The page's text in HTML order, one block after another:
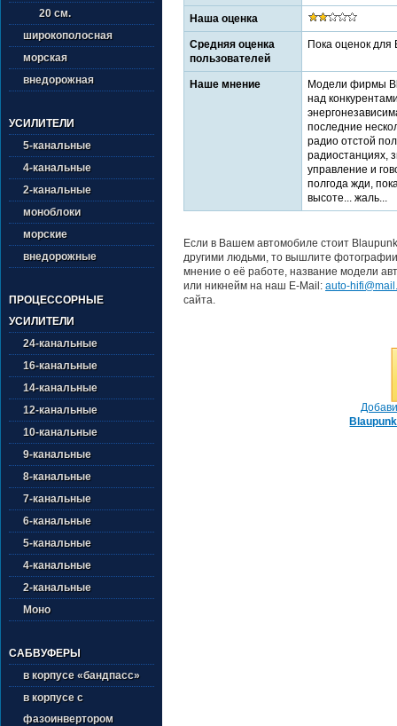
20 см.
широкополосная
морская
внедорожная
УСИЛИТЕЛИ
5-канальные
4-канальные
2-канальные
моноблоки
морские
внедорожные
ПРОЦЕССОРНЫЕ
УСИЛИТЕЛИ
24-канальные
16-канальные
14-канальные
12-канальные
10-канальные
9-канальные
8-канальные
7-канальные
6-канальные
5-канальные
4-канальные
2-канальные
Моно
САБВУФЕРЫ
в корпусе «бандпасс»
в корпусе с
фазоинвертором
Наша оценка
Средняя оценка
пользователей
Пока оценок для
Наше мнение
Модели фирмы
над
последние
радио отстой
радиостанциях,
управление и
полгода жди,
высоте... жаль...
Если в Вашем автомобиле стоит
другими людьми, то вышлите
мнение о её работе, название модели
или никнейм на наш E-Mail: auto-
сайта.